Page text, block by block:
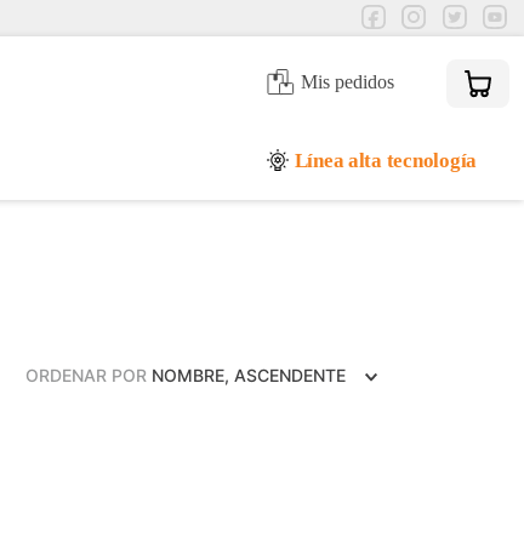
Mis pedidos
Línea alta tecnología
ORDENAR POR NOMBRE, ASCENDENTE